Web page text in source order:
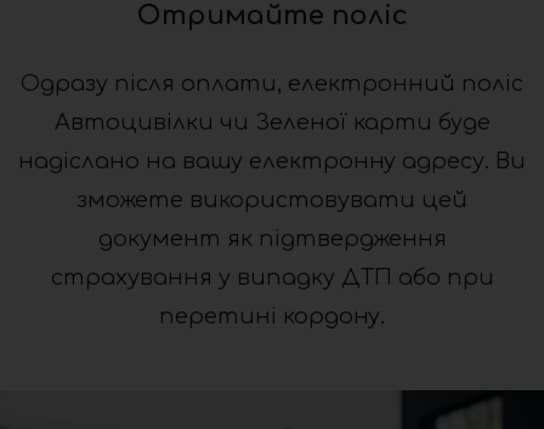
Отримайте поліс
Одразу після оплати, електронний поліс
Автоцивілки чи Зеленої карти буде
надіслано на вашу електронну адресу. Ви
зможете використовувати цей
документ як підтвердження
страхування у випадку ДТП або при
перетині кордону.